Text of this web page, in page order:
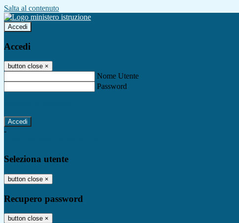
Salta al contenuto
Accedi
Accedi
button close ×
Nome Utente
Password
-
Seleziona utente
button close ×
Recupero password
button close ×